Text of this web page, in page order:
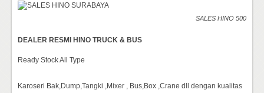
SALES HINO 500
DEALER RESMI HINO TRUCK & BUS
Ready Stock All Type
Karoseri Bak,Dump,Tangki ,Mixer , Bus,Box ,Crane dll dengan kualitas